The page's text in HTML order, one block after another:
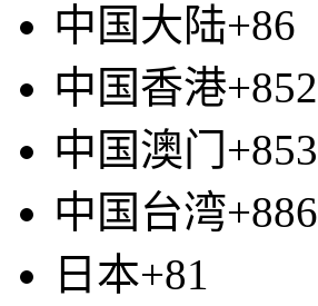
中国大陆+86
中国香港+852
中国澳门+853
中国台湾+886
日本+81